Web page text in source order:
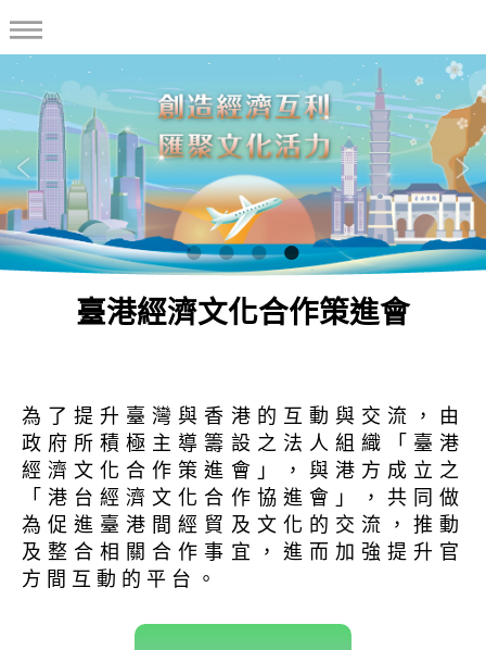
臺港經濟文化合作策進會
為了提升臺灣與香港的互動與交流，由
政府所積極主導籌設之法人組織「臺港
經濟文化合作策進會」，與港方成立之
「港台經濟文化合作協進會」，共同做
為促進臺港間經貿及文化的交流，推動
及整合相關合作事宜，進而加強提升官
方間互動的平台。